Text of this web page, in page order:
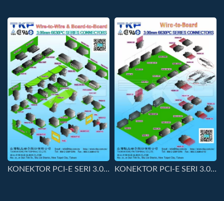
KONEKTOR PCI-E SERI 3.00MM-6630PC-WWBB KONEKTOR PCI-E SERI 3.00MM-6630PC-WWWB